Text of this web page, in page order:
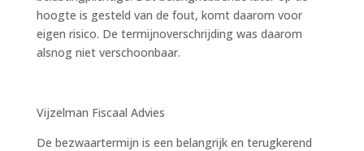
hoogte is gesteld van de fout, komt daarom voor
eigen risico. De termijnoverschrijding was daarom
alsnog niet verschoonbaar.
Vijzelman Fiscaal Advies
De bezwaartermijn is een belangrijk en terugkerend